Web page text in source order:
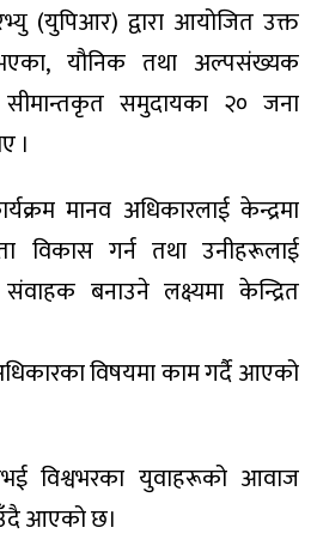
(युपिआर) द्वारा आयोजित उक्त
भएका, यौनिक तथा अल्पसंख्यक
समुदायका २० जना
।
मानव अधिकारलाई केन्द्रमा
विकास गर्न तथा उनीहरूलाई
बनाउने लक्ष्यमा केन्द्रित
विषयमा काम गर्दै आएको
विश्वभरका युवाहरूको आवाज
आएको छ।